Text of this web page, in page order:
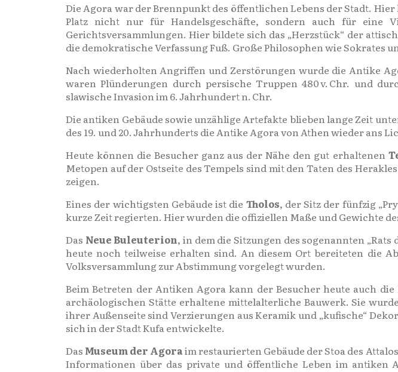
Die Agora war der Brennpunkt des öffentlichen Lebens der Stadt.
Platz nicht nur für Handelsgeschäfte, sondern auch für eine
Gerichtsversammlungen. Hier bildete sich das „Herzstück“ der
die demokratische Verfassung Fuß. Große Philosophen wie Sokrates
Nach wiederholten Angriffen und Zerstörungen wurde die Antike
waren Plünderungen durch persische Truppen 480 v. Chr. und
slawische Invasion im 6. Jahrhundert n. Chr.
Die antiken Gebäude sowie unzählige Artefakte blieben lange Zeit
des 19. und 20. Jahrhunderts die Antike Agora von Athen wieder ans
Heute können die Besucher ganz aus der Nähe den gut erhaltenen
Metopen auf der Ostseite des Tempels sind mit den Taten des
zeigen.
Eines der wichtigsten Gebäude ist die Tholos, der Sitz der fünfzig
kurze Zeit regierten. Hier wurden die offiziellen Maße und Gewichte
Das Neue Buleuterion, in dem die Sitzungen des sogenannten
heute noch teilweise erhalten sind. An diesem Ort bereiteten die
Volksversammlung zur Abstimmung vorgelegt wurden.
Beim Betreten der Antiken Agora kann der Besucher heute auch die
archäologischen Stätte erhaltene mittelalterliche Bauwerk. Sie
ihrer Außenseite sind Verzierungen aus Keramik und „kufische“
sich in der Stadt Kufa entwickelte.
Das Museum der Agoraim restaurierten Gebäude der Stoa des
Informationen über das private und öffentliche Leben im antiken